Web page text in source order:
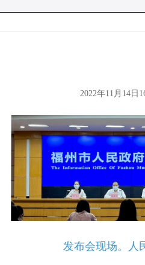
2022年11月14日
发布会现场。人